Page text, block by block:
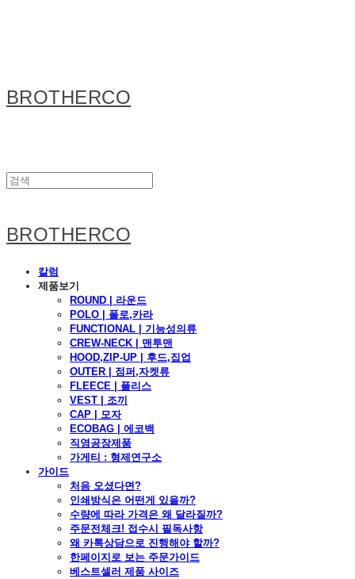
BROTHERCO
BROTHERCO
칼럼
제품보기
ROUND | 라운드
POLO | 폴로,카라
FUNCTIONAL | 기능성의류
CREW-NECK | 맨투맨
HOOD,ZIP-UP | 후드,집업
OUTER | 점퍼,자켓류
FLEECE | 플리스
VEST | 조끼
CAP | 모자
ECOBAG | 에코백
직영공장제품
가게티 : 형제연구소
가이드
처음 오셨다면?
인쇄방식은 어떤게 있을까?
수량에 따라 가격은 왜 달라질까?
주문전체크! 접수시 필독사항
왜 카톡상담으로 진행해야 할까?
한페이지로 보는 주문가이드
베스트셀러 제품 사이즈